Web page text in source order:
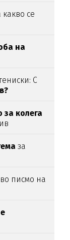
какво се
на
С
за колега
за
писмо на